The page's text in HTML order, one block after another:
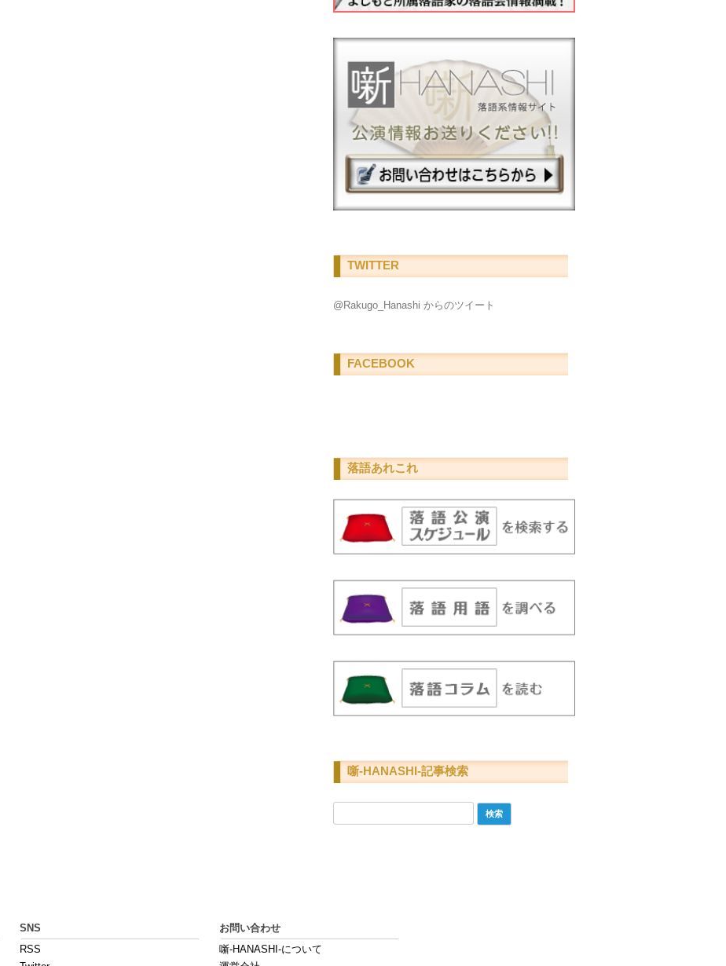
TWITTER
@Rakugo_Hanashi からのツイート
FACEBOOK
落語あれこれ
噺-HANASHI-記事検索
索:
SNS
RSS
お問い合わせ
噺-HANASHI-について